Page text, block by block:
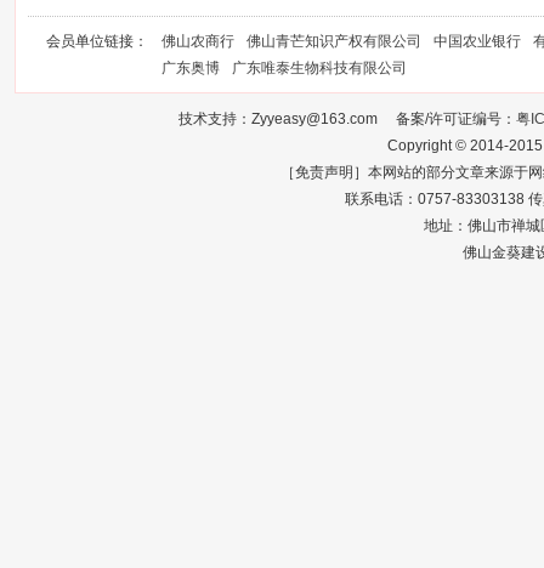
会员单位链接： 佛山农商行 佛山青芒知识产权有限公司 中国农业银行
广东奥博
广东唯泰生物科技有限公司
技术支持：Zyyeasy@163.com 备案/许可证编号： 粤
Copyright © 2014-
［免责声明］本网站的部分文章来源于
联系电话：0757-83303138
地址：佛山市禅
佛山金葵建